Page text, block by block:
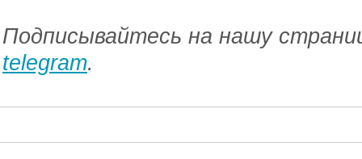
Подписывайтесь на нашу
telegram.